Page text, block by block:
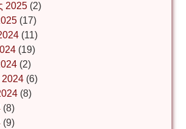
Σ. Παπαφλωράτος
ΓΑΤΟΣ
Λυγερός
2025(2)
(17)
(11)
(19)
(2)
2024(6)
(8)
(8)
(9)